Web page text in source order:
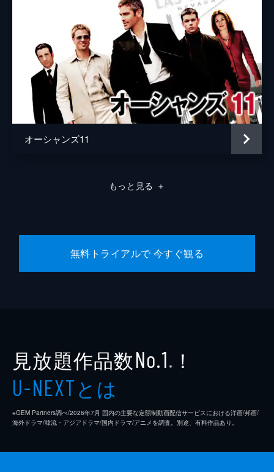
オーシャンズ11
もっと見る ＋
無料トライアルで 今すぐ観る
見放題作品数No.1 ※ ！
U-NEXTとは
※GEM Partners調べ/2026年7⽉ 国内の主要な定額制動画配信サービスにおける洋画/邦画/
海外ドラマ/韓流・アジアドラマ/国内ドラマ/アニメを調査。別途、有料作品あり。